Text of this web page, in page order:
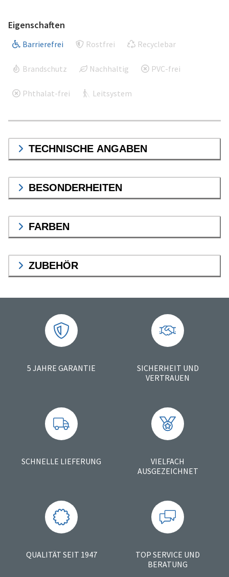
Eigenschaften
Barrierefrei Rostfrei Recyclebar
Brandschutz Nachhaltig PVC-frei
Phthalat-frei Leitsystem
TECHNISCHE ANGABEN
BESONDERHEITEN
FARBEN
ZUBEHÖR
5 JAHRE GARANTIE
SICHERHEIT UND
VERTRAUEN
SCHNELLE LIEFERUNG
VIELFACH
AUSGEZEICHNET
QUALITÄT SEIT 1947
TOP SERVICE UND
BERATUNG